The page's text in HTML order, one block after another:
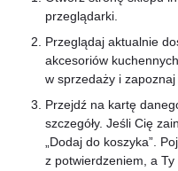
przeglądarki.
Przeglądaj aktualnie
akcesoriów
w sprzedaży i
Przejdź na kartę
szczegóły. Jeśli Cię
„Dodaj do koszyka”.
z potwierdzeniem, a